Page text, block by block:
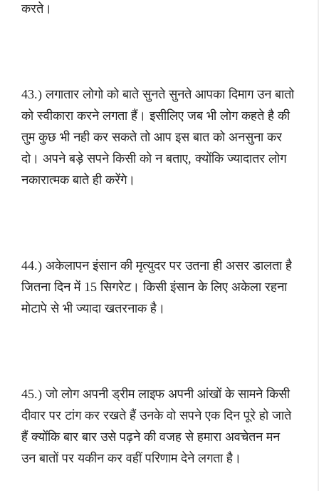
करते।
43.) लगातार लोगो को बाते सुनते सुनते आपका दिमाग उन बातो
को स्वीकारा करने लगता हैं। इसीलिए जब भी लोग कहते है की
तुम कुछ भी नही कर सकते तो आप इस बात को अनसुना कर
दो। अपने बड़े सपने किसी को न बताए, क्योंकि ज्यादातर लोग
नकारात्मक बाते ही करेंगे।
44.) अकेलापन इंसान की मृत्युदर पर उतना ही असर डालता है
जितना दिन में 15 सिगरेट। किसी इंसान के लिए अकेला रहना
मोटापे से भी ज्यादा खतरनाक है।
45.) जो लोग अपनी ड्रीम लाइफ अपनी आंखों के सामने किसी
दीवार पर टांग कर रखते हैं उनके वो सपने एक दिन पूरे हो जाते
हैं क्योंकि बार बार उसे पढ़ने की वजह से हमारा अवचेतन मन
उन बातों पर यकीन कर वहीं परिणाम देने लगता है।